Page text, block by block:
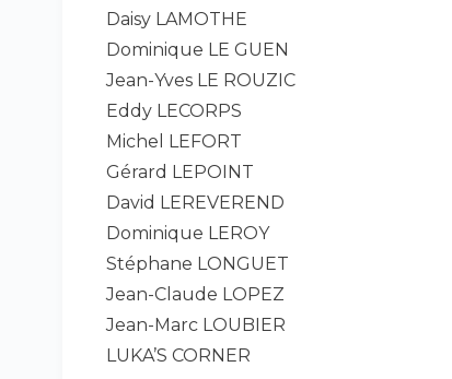
Daisy LAMOTHE
Dominique LE GUEN
Jean-Yves LE ROUZIC
Eddy LECORPS
Michel LEFORT
Gérard LEPOINT
David LEREVEREND
Dominique LEROY
Stéphane LONGUET
Jean-Claude LOPEZ
Jean-Marc LOUBIER
LUKA’S CORNER